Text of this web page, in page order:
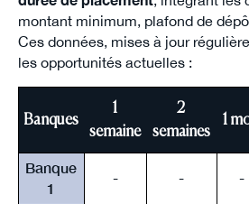
montant minimum, plafond de
Ces données, mises à jour
les opportunités actuelles :
Banques
1
semaine
2
semaines
1
Banque
1
- - -